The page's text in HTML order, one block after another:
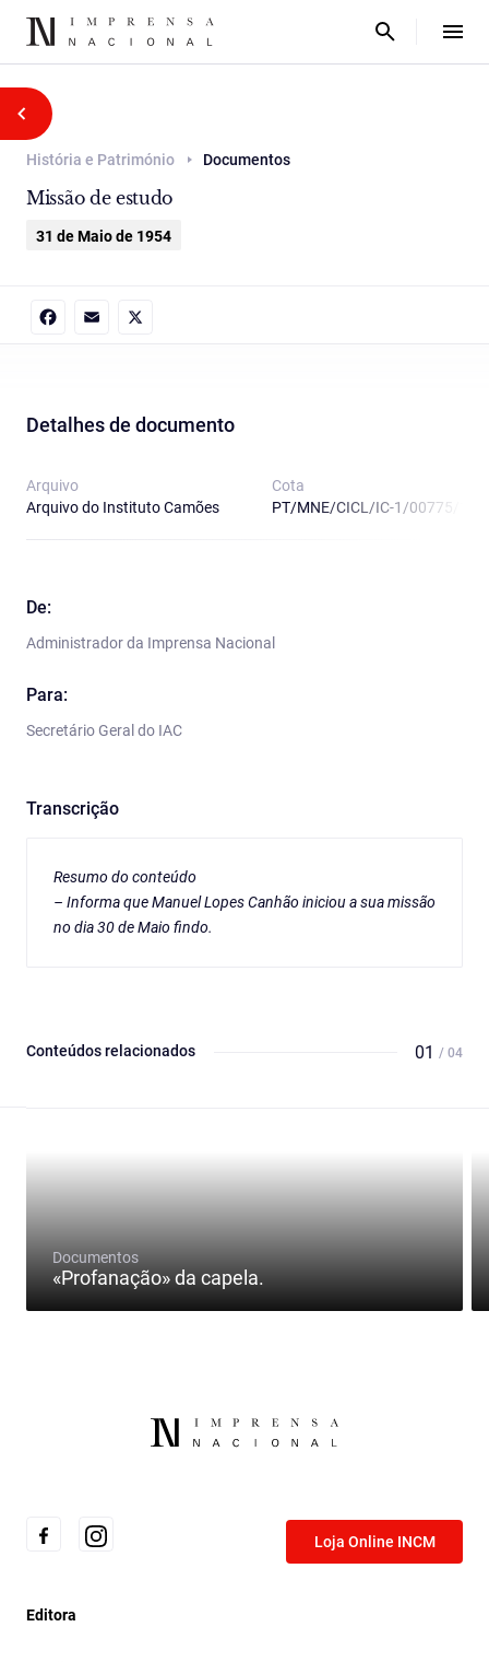
História e Património Documentos
Missão de estudo
31 de Maio de 1954
Detalhes de documento
Arquivo
Arquivo do Instituto Camões
Cota
PT/MNE/CICL/IC-1/00775/18
De:
Administrador da Imprensa Nacional
Para:
Secretário Geral do IAC
Transcrição
Resumo do conteúdo
– Informa que Manuel Lopes Canhão iniciou a sua missão
no dia 30 de Maio findo.
Conteúdos relacionados 01 / 04
Documentos
«Profanação» da capela.
Loja Online INCM
Editora